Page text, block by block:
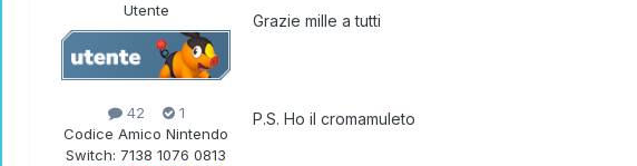
Utente
42
1
Codice Amico Nintendo
Switch: 7138 1076 0813
Grazie mille a tutti
P.S. Ho il cromamuleto